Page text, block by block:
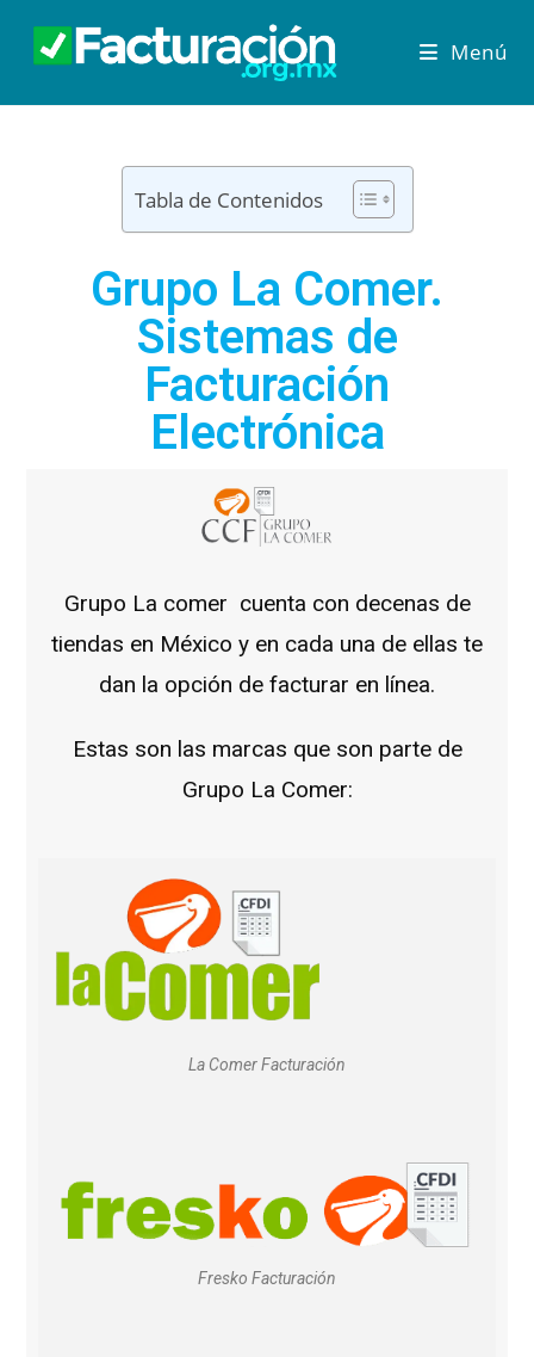
Menú
Tabla de Contenidos
Grupo La Comer.
Sistemas de
Facturación
Electrónica
Grupo La comer cuenta con decenas de
tiendas en México y en cada una de ellas te
dan la opción de facturar en línea.
Estas son las marcas que son parte de
Grupo La Comer:
La Comer Facturación
Fresko Facturación